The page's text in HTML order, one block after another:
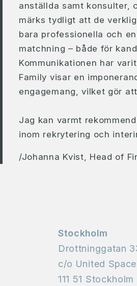
anställda samt konsulter,
märks tydligt att de
bara professionella och
matchning – både för
Kommunikationen har
Family visar en
engagemang, vilket gör
Jag kan varmt
inom rekrytering och
/Johanna Kvist, Head of
Stockholm
Drottninggatan
c/o United
111 51 Stockholm